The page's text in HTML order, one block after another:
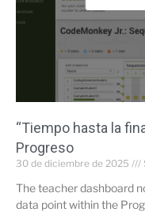
“Tiempo hasta la
Progreso
30 de diciembre de 2025
The teacher dashboard
data point within the